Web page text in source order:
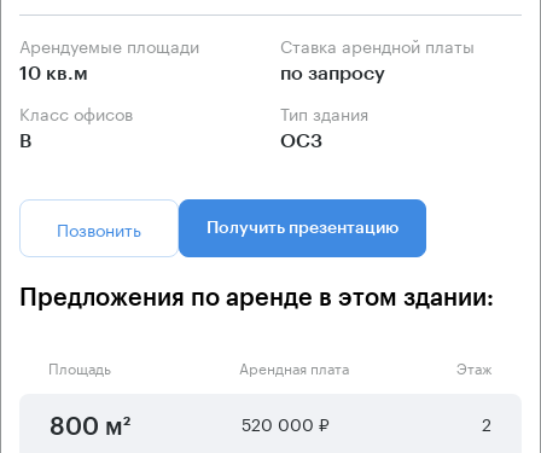
Арендуемые площади
10 кв.м
Ставка арендной платы
по запросу
Класс офисов
B
Тип здания
ОСЗ
Позвонить Получить презентацию
Предложения по аренде в этом здании:
Площадь Арендная плата Этаж
800 м² 520 000 ₽ 2